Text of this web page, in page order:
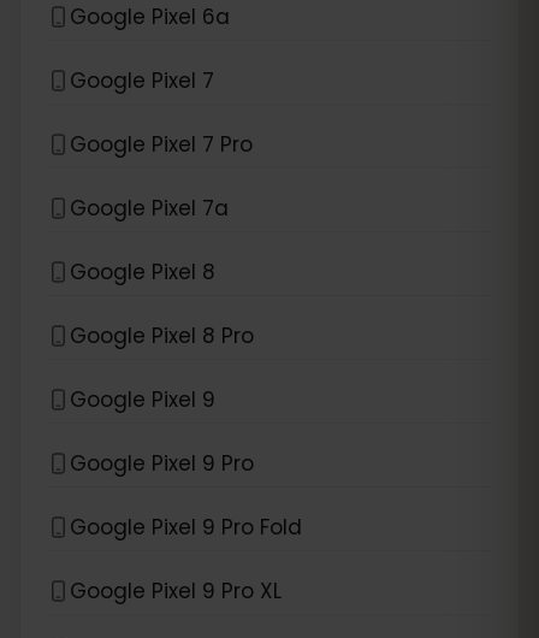
Google Pixel 6a
Google Pixel 7
Google Pixel 7 Pro
Google Pixel 7a
Google Pixel 8
Google Pixel 8 Pro
Google Pixel 9
Google Pixel 9 Pro
Google Pixel 9 Pro Fold
Google Pixel 9 Pro XL